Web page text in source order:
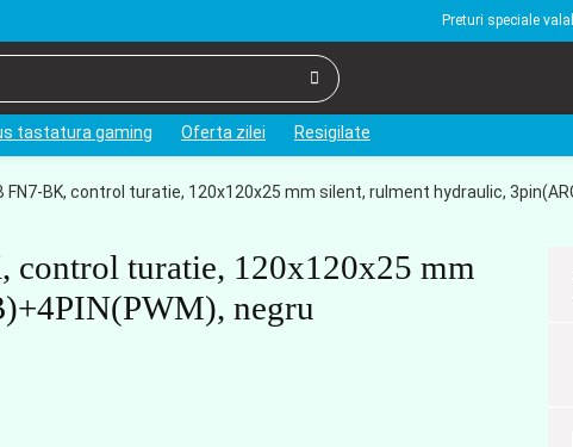
Preturi speciale
tastatura gaming Oferta zilei Resigilate
BK, control turatie, 120x120x25 mm silent, rulment hydraulic,
turatie, 120x120x25 mm
negru